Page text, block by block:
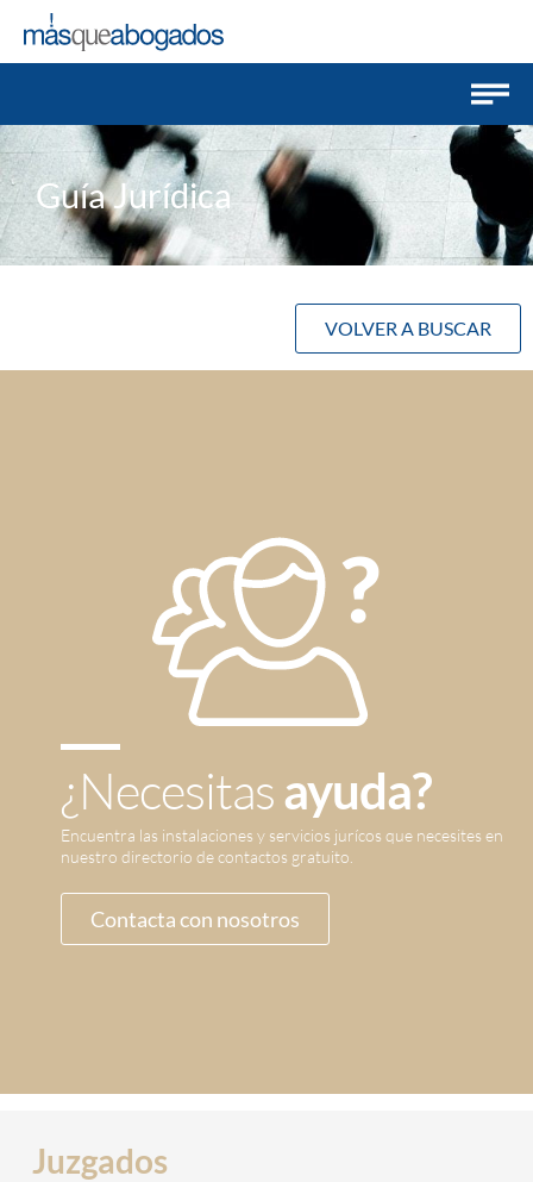
Guía Jurídica
VOLVER A BUSCAR
¿Necesitasayuda?
Encuentra las instalaciones y servicios jurícos que necesites en
nuestro directorio de contactos gratuito.
Contacta con nosotros
Juzgados